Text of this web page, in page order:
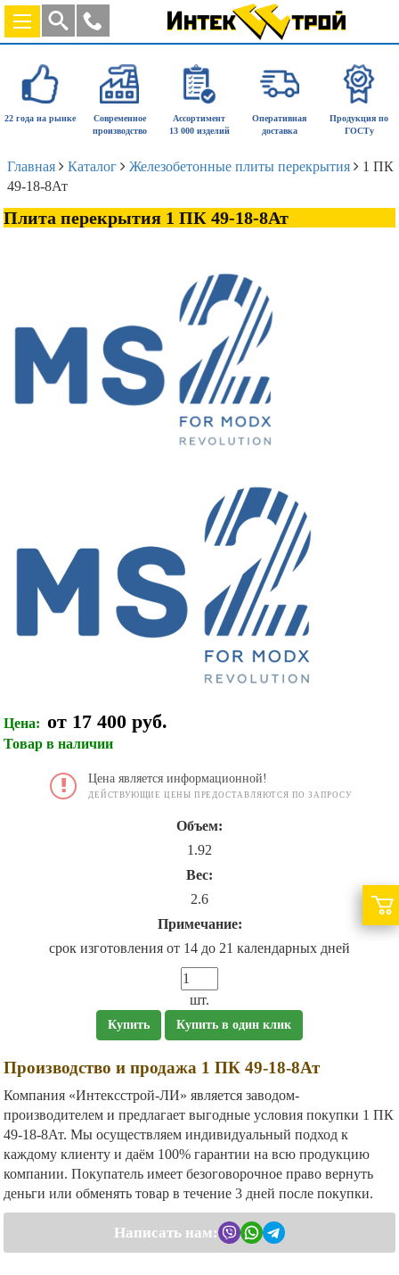
22 года на рынке
Современное
производство
Ассортимент
13 000 изделий
Оперативная
доставка
Продукция по
ГОСТу
Главная Каталог Железобетонные плиты перекрытия
1 ПК
49-18-8Ат
Плита перекрытия 1 ПК 49-18-8Ат
Цена: от 17 400 руб.
Товар в наличии
Цена является информационной!
ДЕЙСТВУЮЩИЕ ЦЕНЫ ПРЕДОСТАВЛЯЮТСЯ ПО ЗАПРОСУ
Объем:
1.92
Вес:
2.6
Примечание:
срок изготовления от 14 до 21 календарных дней
шт.
Купить Купить в один клик
Производство и продажа 1 ПК 49-18-8Ат
Компания «Интексстрой-ЛИ» является заводом-
производителем и предлагает выгодные условия покупки 1 ПК
49-18-8Ат. Мы осуществляем индивидуальный подход к
каждому клиенту и даём 100% гарантии на всю продукцию
компании. Покупатель имеет безоговорочное право вернуть
деньги или обменять товар в течение 3 дней после покупки.
Написать нам: